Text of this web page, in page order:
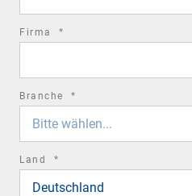
Firma *
Branche *
Bitte wählen...
Land *
Deutschland